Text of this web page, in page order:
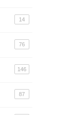
14
76
146
87